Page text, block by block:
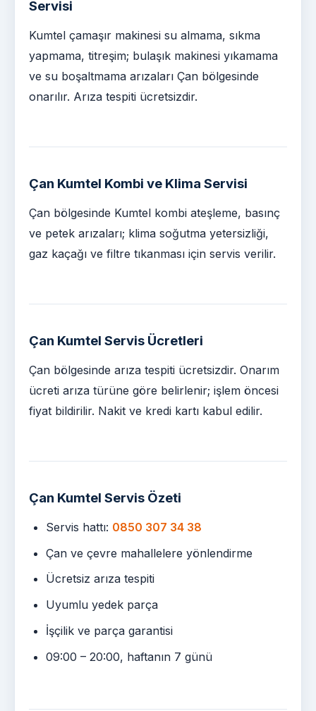
Servisi
Kumtel çamaşır makinesi su almama, sıkma
yapmama, titreşim; bulaşık makinesi yıkamama
ve su boşaltmama arızaları Çan bölgesinde
onarılır. Arıza tespiti ücretsizdir.
Çan Kumtel Kombi ve Klima Servisi
Çan bölgesinde Kumtel kombi ateşleme, basınç
ve petek arızaları; klima soğutma yetersizliği,
gaz kaçağı ve filtre tıkanması için servis verilir.
Çan Kumtel Servis Ücretleri
Çan bölgesinde arıza tespiti ücretsizdir. Onarım
ücreti arıza türüne göre belirlenir; işlem öncesi
fiyat bildirilir. Nakit ve kredi kartı kabul edilir.
Çan Kumtel Servis Özeti
Servis hattı: 0850 307 34 38
Çan ve çevre mahallelere yönlendirme
Ücretsiz arıza tespiti
Uyumlu yedek parça
İşçilik ve parça garantisi
09:00 – 20:00, haftanın 7 günü